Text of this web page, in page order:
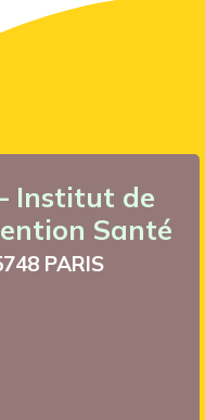
Institut de
Santé
PARIS